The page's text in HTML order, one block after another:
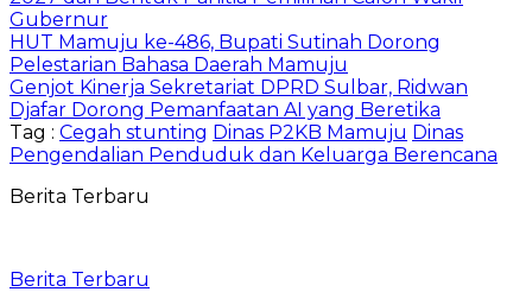
Gubernur
HUT Mamuju ke-486, Bupati Sutinah Dorong
Pelestarian Bahasa Daerah Mamuju
Genjot Kinerja Sekretariat DPRD Sulbar, Ridwan
Djafar Dorong Pemanfaatan AI yang Beretika
Tag : Cegah stunting Dinas P2KB Mamuju Dinas
Pengendalian Penduduk dan Keluarga Berencana
Berita Terbaru
Berita Terbaru